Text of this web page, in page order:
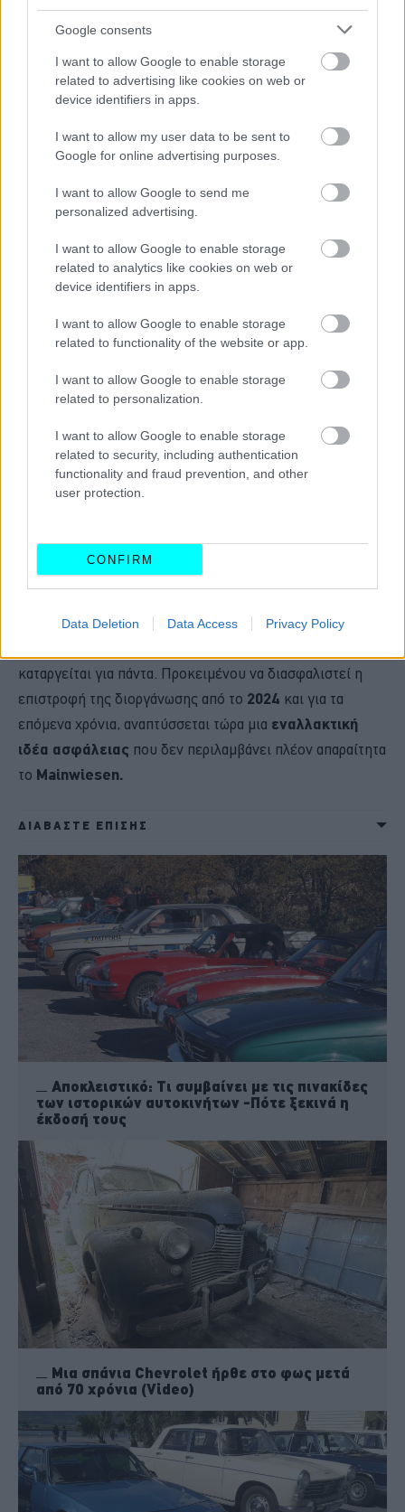
Google consents
I want to allow Google to enable storage
related to advertising like cookies on web or
device identifiers in apps.
I want to allow my user data to be sent to
Google for online advertising purposes.
I want to allow Google to send me
personalized advertising.
I want to allow Google to enable storage
related to analytics like cookies on web or
device identifiers in apps.
I want to allow Google to enable storage
related to functionality of the website or app.
I want to allow Google to enable storage
related to personalization.
I want to allow Google to enable storage
related to security, including authentication
functionality and fraud prevention, and other
user protection.
CONFIRM
Data Deletion Data Access Privacy Policy
φύσης.Γιατί σύμφωνα με τοδιοικητικό δικαστήριο
αυτό είναι πιοεπιβαρυντικό.
καταργείται για πάντα. Προκειμένου να διασφαλιστεί η
επιστροφή της διοργάνωσης από το 2024 και για τα
επόμενα χρόνια, αναπτύσσεται τώρα μια εναλλακτική
ιδέα ασφάλειας που δεν περιλαμβάνει πλέον απαραίτητα
το Mainwiesen.
ΔΙΑΒΑΣΤΕ ΕΠΙΣΗΣ
Αποκλειστικό: Τι συμβαίνει με τις πινακίδες
των ιστορικών αυτοκινήτων -Πότε ξεκινά η
έκδοσή τους
Μια σπάνια Chevrolet ήρθε στο φως μετά
από 70 χρόνια (Video)